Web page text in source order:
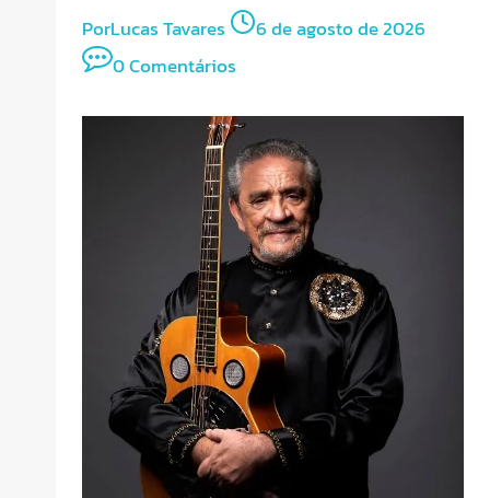
PorLucas Tavares
6 de agosto de 2026
0 Comentários